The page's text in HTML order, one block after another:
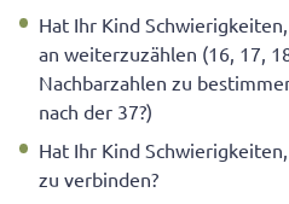
Hat Ihr Kind
an weiterzuzählen (16, 17,
Nachbarzahlen zu
nach der 37?)
Hat Ihr Kind
zu verbinden?